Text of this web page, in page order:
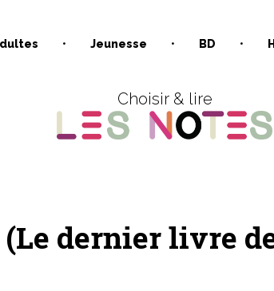
Jeunesse BD
Choisir & lire
dernier livre